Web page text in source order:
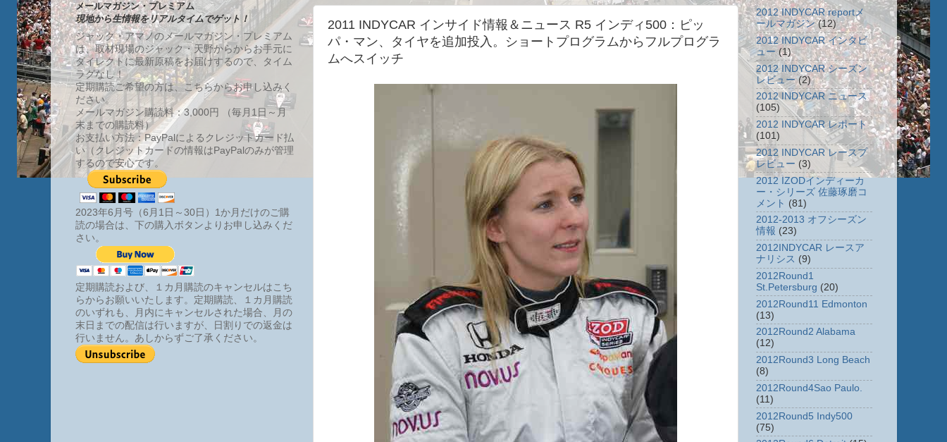
2011 INDYCAR インサイド情報＆ニュース R5 インディ500：ピッ
パ・マン、タイヤを追加投入。ショートプログラムからフルプログラ
ムへスイッチ
メールマガジン・プレミアム
現地から生情報をリアルタイムでゲット！
ジャック・アマノのメールマガジン・プレミアム
は、取材現場のジャック・天野からからお手元に
ダイレクトに最新原稿をお届けするので、タイム
ラグなし！
定期購読ご希望の方は、こちらからお申し込みく
ださい。
メールマガジン購読料：3,000円 （毎月1日～月
末までの購読料）
お支払い方法：PayPalによるクレジットカード払
い（クレジットカードの情報はPayPalのみが管理
するので安心です。
2023年6月号（6月1日～30日）1か月だけのご購
読の場合は、下の購入ボタンよりお申し込みくだ
さい。
定期購読および、１カ月購読のキャンセルはこち
らからお願いいたします。定期購読、１カ月購読
のいずれも、月内にキャンセルされた場合、月の
末日までの配信は行いますが、日割りでの返金は
行いません。あしからずご了承ください。
2012 INDYCAR reportメ
ールマガジン (12)
2012 INDYCAR インタビ
ュー (1)
2012 INDYCAR シーズン
レビュー (2)
2012 INDYCAR ニュース
(105)
2012 INDYCAR レポート
(101)
2012 INDYCAR レースプ
レビュー (3)
2012 IZODインディーカ
ー・シリーズ 佐藤琢磨コ
メント (81)
2012-2013 オフシーズン
情報 (23)
2012INDYCAR レースア
ナリシス (9)
2012Round1
St.Petersburg (20)
2012Round11 Edmonton
(13)
2012Round2 Alabama
(12)
2012Round3 Long Beach
(8)
2012Round4Sao Paulo.
(11)
2012Round5 Indy500
(75)